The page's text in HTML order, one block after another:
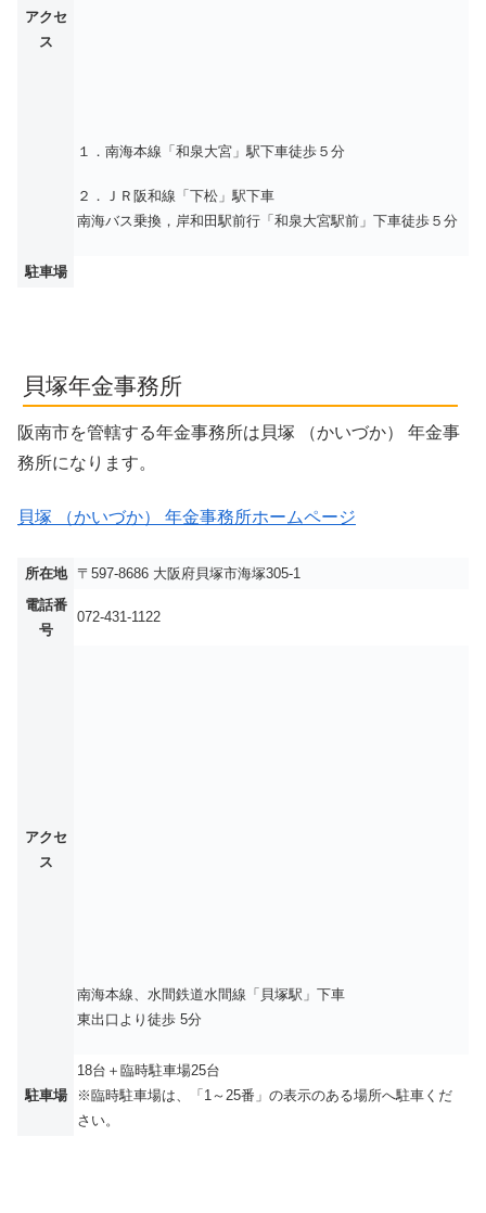
アクセ
ス
１．南海本線「和泉大宮」駅下車徒歩５分
２．ＪＲ阪和線「下松」駅下車
南海バス乗換，岸和田駅前行「和泉大宮駅前」下車徒歩５分
駐車場
貝塚年金事務所
阪南市を管轄する年金事務所は貝塚 （かいづか） 年金事
務所になります。
貝塚 （かいづか） 年金事務所ホームページ
所在地
〒597-8686 大阪府貝塚市海塚305-1
電話番
号
072-431-1122
アクセ
ス
南海本線、水間鉄道水間線「貝塚駅」下車
東出口より徒歩 5分
駐車場
18台＋臨時駐車場25台
※臨時駐車場は、「1～25番」の表示のある場所へ駐車くだ
さい。